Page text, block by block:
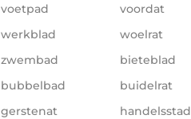
voetpad
voordat
werkblad
woelrat
zwembad
bieteblad
bubbelbad
buidelrat
gerstenat
handelsstad